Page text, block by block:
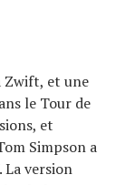
Zwift, et une
le Tour de
et
Simpson a
La version